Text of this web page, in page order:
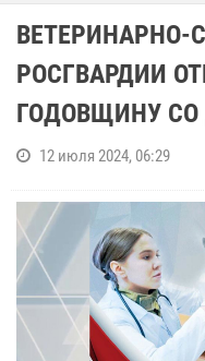
ВЕТЕРИНАРНО-
РОСГВАРДИИ
ГОДОВЩИНУ СО
12 июля 2024, 06:29